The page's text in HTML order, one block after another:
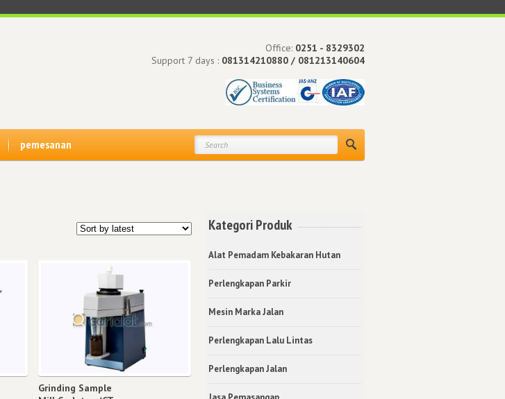
Office: 0251 - 8329302
Support 7 days : 081314210880 / 081213140604
pemesanan
Grinding Sample
Kategori Produk
Alat Pemadam Kebakaran Hutan
Perlengkapan Parkir
Mesin Marka Jalan
Perlengkapan Lalu Lintas
Perlengkapan Jalan